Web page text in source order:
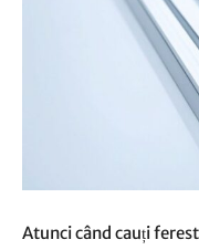
Atunci când cauți